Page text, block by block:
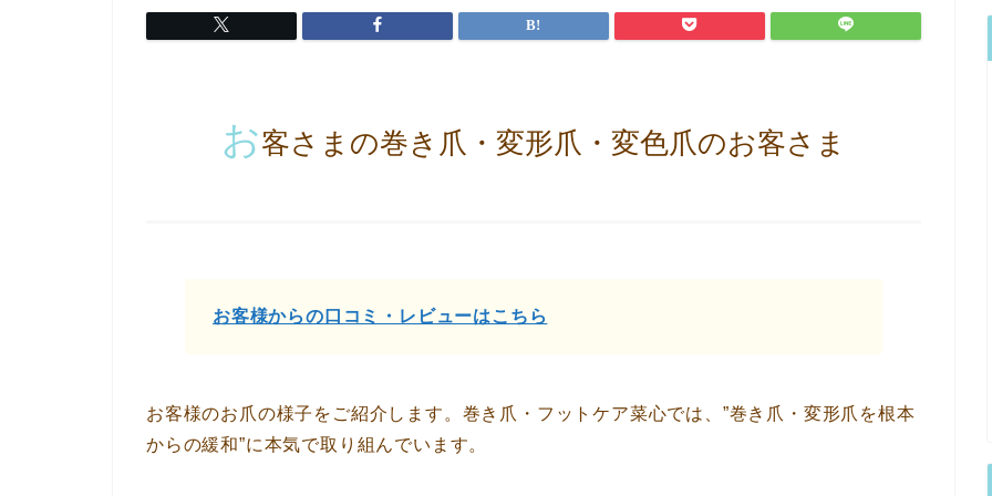
お客さまの巻き爪・変形爪・変色爪のお客さま
お客様からの口コミ・レビューはこちら
お客様のお爪の様子をご紹介します。巻き爪・フットケア菜心では、”巻き爪・変形爪を根本
からの緩和”に本気で取り組んでいます。